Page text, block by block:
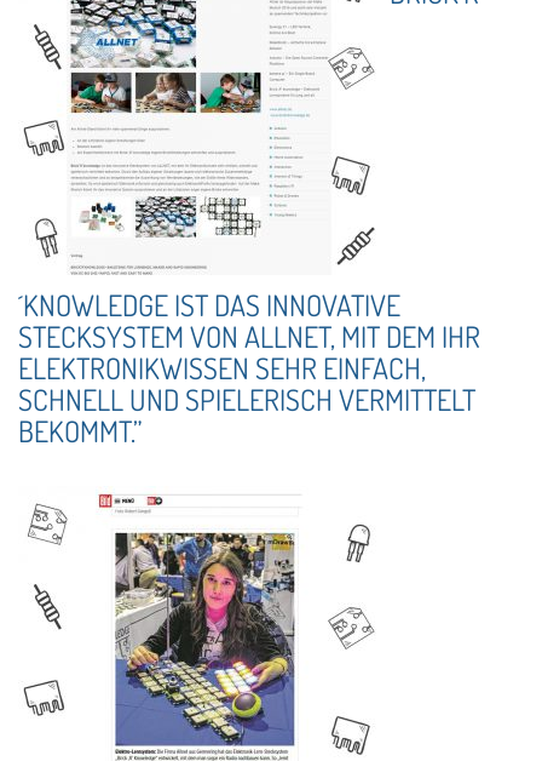
´KNOWLEDGE IST DAS INNOVATIVE
STECKSYSTEM VON ALLNET, MIT DEM IHR
ELEKTRONIKWISSEN SEHR EINFACH,
SCHNELL UND SPIELERISCH VERMITTELT
BEKOMMT.”